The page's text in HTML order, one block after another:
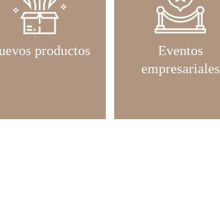
productos
Eventos
empresariales